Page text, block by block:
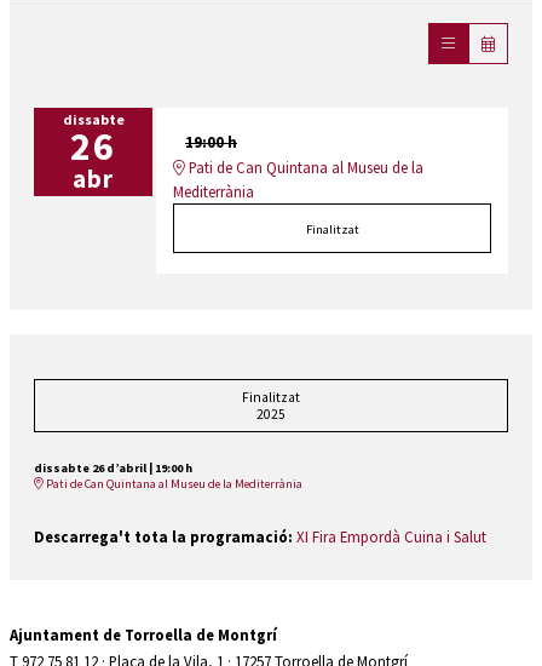
dissabte
26
abr
19:00 h
Pati de Can Quintana al Museu de la
Mediterrània
Finalitzat
Finalitzat
2025
dissabte 26 d’abril
19:00 h
Pati de Can Quintana al Museu de la Mediterrània
Descarrega't tota la programació: XI Fira Empordà Cuina i Salut
Ajuntament de Torroella de Montgrí
T 972 75 81 12 · Plaça de la Vila, 1 · 17257 Torroella de Montgrí